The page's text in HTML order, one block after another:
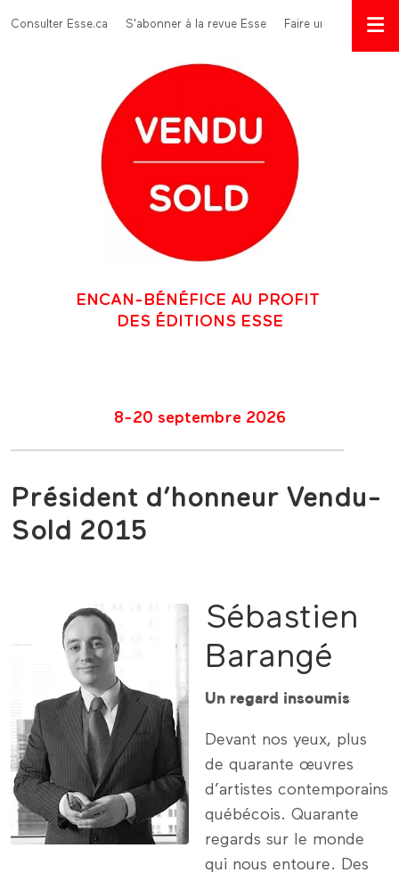
Menu Top
Consulter Esse.ca S'abonner à la revue Esse Faire un don
ENCAN-BÉNÉFICE AU PROFIT
DES ÉDITIONS ESSE
8-20 septembre 2026
Président d’honneur Vendu-
Sold 2015
Sébastien
Barangé
Un regard insoumis
Devant nos yeux, plus
de quarante œuvres
d’artistes contemporains
québécois. Quarante
regards sur le monde
qui nous entoure. Des